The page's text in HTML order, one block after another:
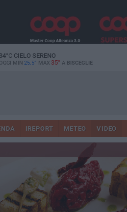
34°CCIELO SERENO
OGGI MIN 25.5° MAX 35° A BISCEGLIE
IREPORT METEO VIDEO